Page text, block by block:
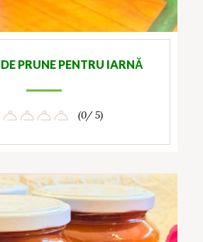
PRUNE PENTRU IARNĂ
(0/ 5)